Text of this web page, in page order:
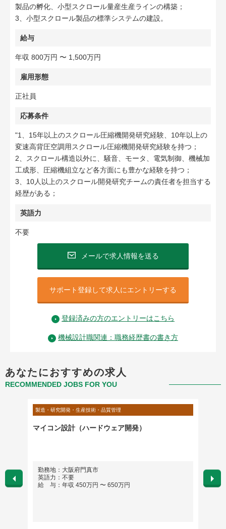
製品の孵化、小型スクロール量産生産ラインの構築；
3、小型スクロール製品の標準システムの建設。
給与
年収 800万円 〜 1,500万円
雇用形態
正社員
応募条件
"1、15年以上のスクロール圧縮機開発研究経験、10年以上の
変速高背圧空調用スクロール圧縮機開発研究経験を持つ；
2、スクロール構造以外に、騒音、モータ、電気制御、機械加
工成形、圧縮機組立など各方面にも豊かな経験を持つ；
3、10人以上のスクロール開発研究チームの責任者を担当する
経歴がある；
英語力
不要
メールで求人情報を送る
サポート登録して求人にエントリーする
登録済みの方のエントリーはこちら
機械設計職関連：職務経歴書の書き方
あなたにおすすめの求人
RECOMMENDED JOBS FOR YOU
製造・研究開発・生産技術・品質管理
マイコン設計（ハードウェア開発）
勤務地：大阪府門真市
英語力：不要
給 与：年収 450万円 〜 650万円
勤務
英語
給